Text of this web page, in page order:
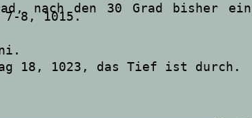
nach den 30 Grad bisher ein
7-8, 1015.
18, 1023, das Tief ist durch.